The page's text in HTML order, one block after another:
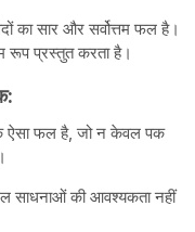
का सार और सर्वोत्तम फल है।
रूप प्रस्तुत करता है।
ऐसा फल है, जो न केवल पक
साधनाओं की आवश्यकता नहीं